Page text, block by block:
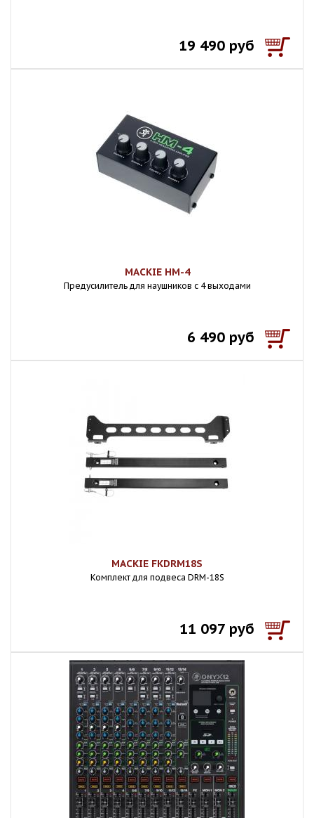
19 490 руб
MACKIE HM-4
Предусилитель для наушников с 4 выходами
6 490 руб
MACKIE FKDRM18S
Комплект для подвеса DRM-18S
11 097 руб